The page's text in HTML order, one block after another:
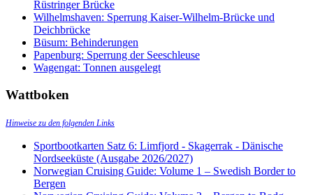
Rüstringer Brücke
Wilhelmshaven: Sperrung Kaiser-Wilhelm-Brücke und
Deichbrücke
Büsum: Behinderungen
Papenburg: Sperrung der Seeschleuse
Wagengat: Tonnen ausgelegt
Wattboken
Hinweise zu den folgenden Links
Sportbootkarten Satz 6: Limfjord - Skagerrak - Dänische
Nordseeküste (Ausgabe 2026/2027)
Norwegian Cruising Guide: Volume 1 – Swedish Border to
Bergen